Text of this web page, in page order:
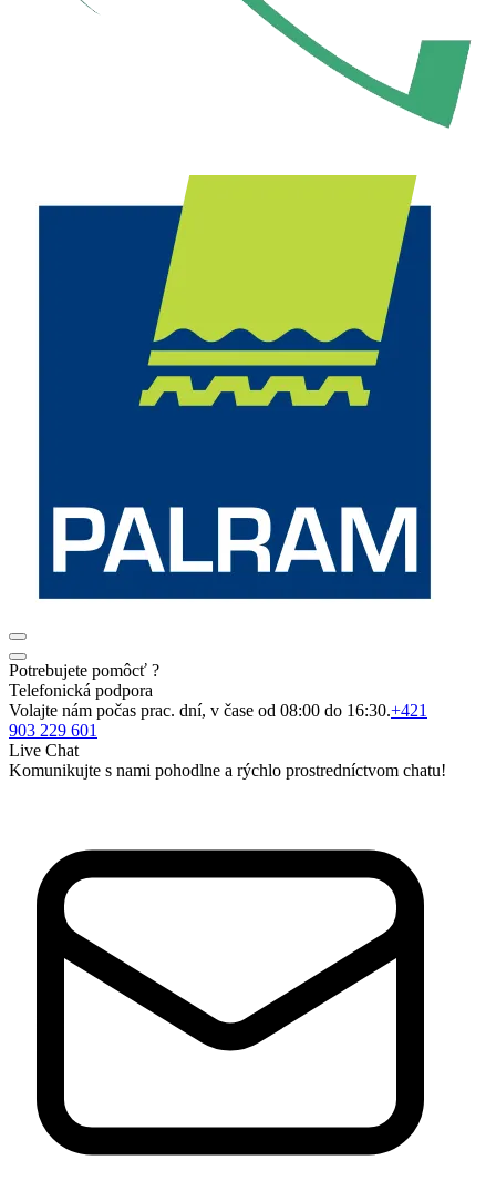
Potrebujete pomôcť ?
Telefonická podpora
Volajte nám počas prac. dní, v čase od 08:00 do 16:30.+421
903 229 601
Live Chat
Komunikujte s nami pohodlne a rýchlo prostredníctvom chatu!